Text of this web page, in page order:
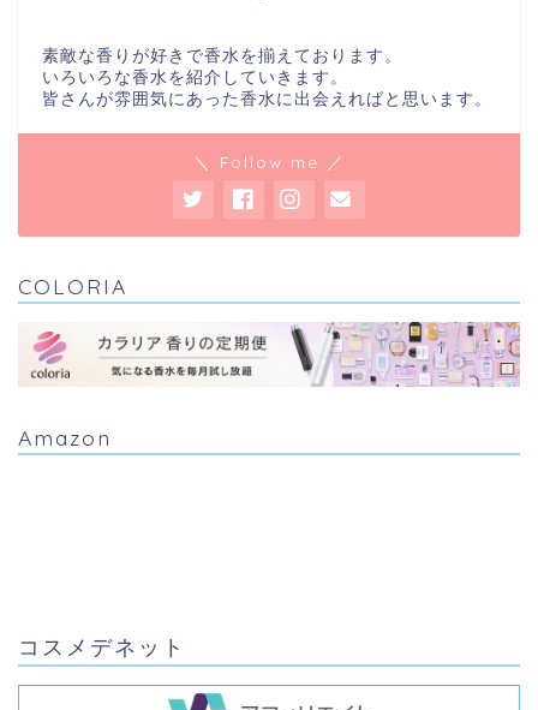
素敵な香りが好きで香水を揃えております。
いろいろな香水を紹介していきます。
皆さんが雰囲気にあった香水に出会えればと思います。
＼ Follow me ／
COLORIA
Amazon
コスメデネット